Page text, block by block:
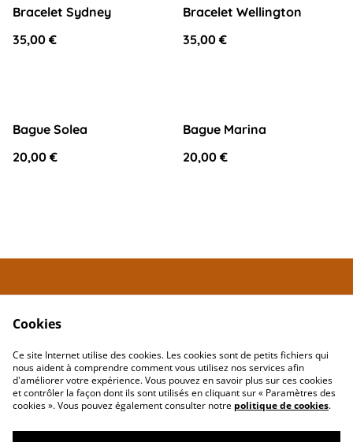
Bracelet Sydney
35,00 €
Bracelet Wellington
35,00 €
Bague Solea
20,00 €
Bague Marina
20,00 €
confidentialité
Cookies
Ce site Internet utilise des cookies. Les cookies sont de petits fichiers qui
nous aident à comprendre comment vous utilisez nos services afin
d'améliorer votre expérience. Vous pouvez en savoir plus sur ces cookies
et contrôler la façon dont ils sont utilisés en cliquant sur « Paramètres des
cookies ». Vous pouvez également consulter notre politique de cookies.